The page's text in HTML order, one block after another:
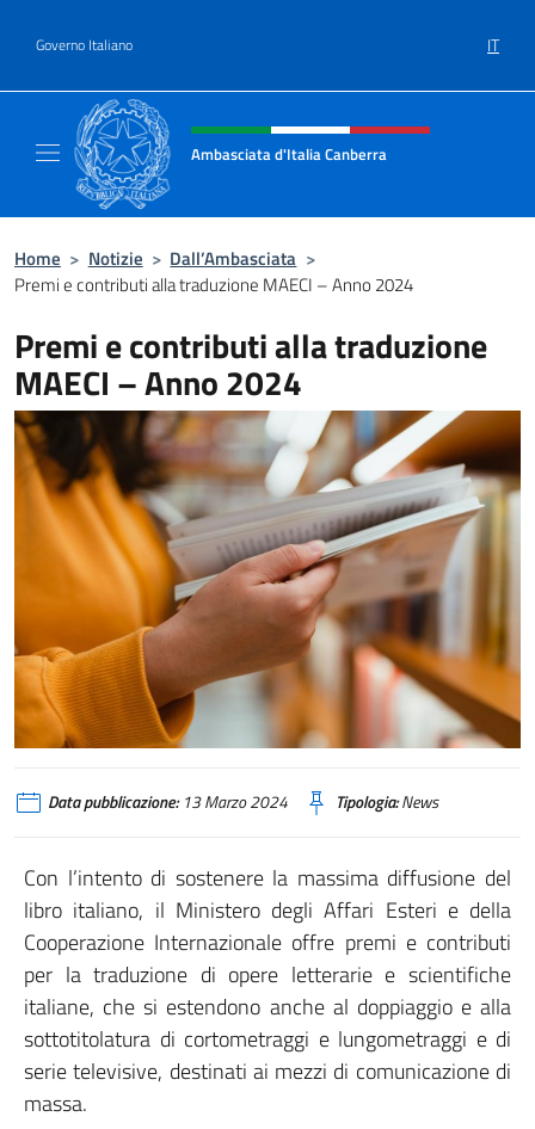
Governo Italiano IT
Intestazione sito, social e menù
Ambasciata d'Italia Canberra
Home > Notizie > Dall’Ambasciata >
Premi e contributi alla traduzione MAECI – Anno 2024
Premi e contributi alla traduzione
MAECI – Anno 2024
Data pubblicazione:13 Marzo 2024 Tipologia:News
Con l’intento di sostenere la massima diffusione del
libro italiano, il Ministero degli Affari Esteri e della
Cooperazione Internazionale offre premi e contributi
per la traduzione di opere letterarie e scientifiche
italiane, che si estendono anche al doppiaggio e alla
sottotitolatura di cortometraggi e lungometraggi e di
serie televisive, destinati ai mezzi di comunicazione di
massa.